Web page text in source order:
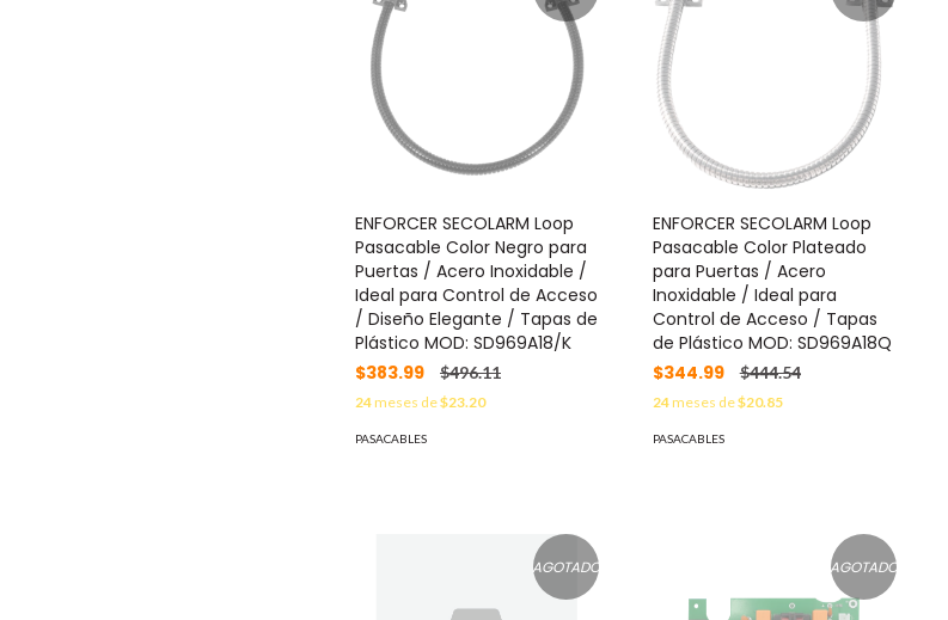
ENFORCER SECOLARM Loop
Pasacable Color Negro para
Puertas / Acero Inoxidable /
Ideal para Control de Acceso
/ Diseño Elegante / Tapas de
Plástico MOD: SD969A18/K
$383.99
$496.11
24meses de$23.20
PASACABLES
ENFORCER SECOLARM Loop
Pasacable Color Plateado
para Puertas / Acero
Inoxidable / Ideal para
Control de Acceso / Tapas
de Plástico MOD: SD969A18Q
$344.99
$444.54
24meses de$20.85
PASACABLES
AGOTADO AGOTADO